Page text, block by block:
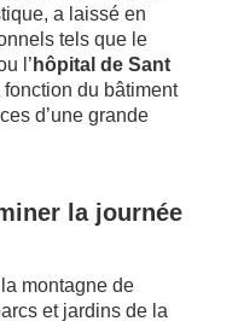
a laissé en
tels que le
l’ hôpital de Sant
fonction du bâtiment
d’une grande
la journée
montagne de
et jardins de la